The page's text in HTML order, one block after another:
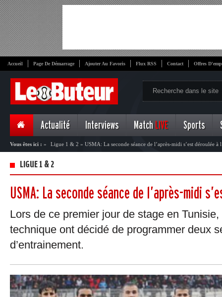
Accueil Page De Démarrage Ajouter Au Favoris Flux RSS Contact Offres
Actualité Interviews Match LIVE Sports
Vous êtes ici : » Ligue 1 & 2 » USMA: La seconde séance de l’après-midi s’est déroulée à
LIGUE 1 & 2
USMA: La seconde séance de l’après-midi
Lors de ce premier jour de stage en
technique ont décidé de programmer deux
d’entrainement.